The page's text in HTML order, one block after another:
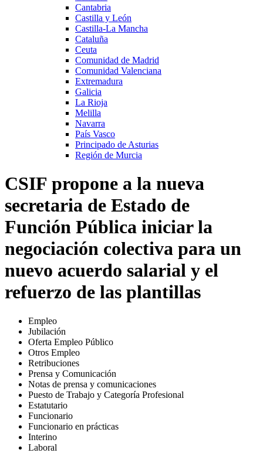
Cantabria
Castilla y León
Castilla-La Mancha
Cataluña
Ceuta
Comunidad de Madrid
Comunidad Valenciana
Extremadura
Galicia
La Rioja
Melilla
Navarra
País Vasco
Principado de Asturias
Región de Murcia
CSIF propone a la nueva
secretaria de Estado de
Función Pública iniciar la
negociación colectiva para un
nuevo acuerdo salarial y el
refuerzo de las plantillas
Empleo
Jubilación
Oferta Empleo Público
Otros Empleo
Retribuciones
Prensa y Comunicación
Notas de prensa y comunicaciones
Puesto de Trabajo y Categoría Profesional
Estatutario
Funcionario
Funcionario en prácticas
Interino
Laboral